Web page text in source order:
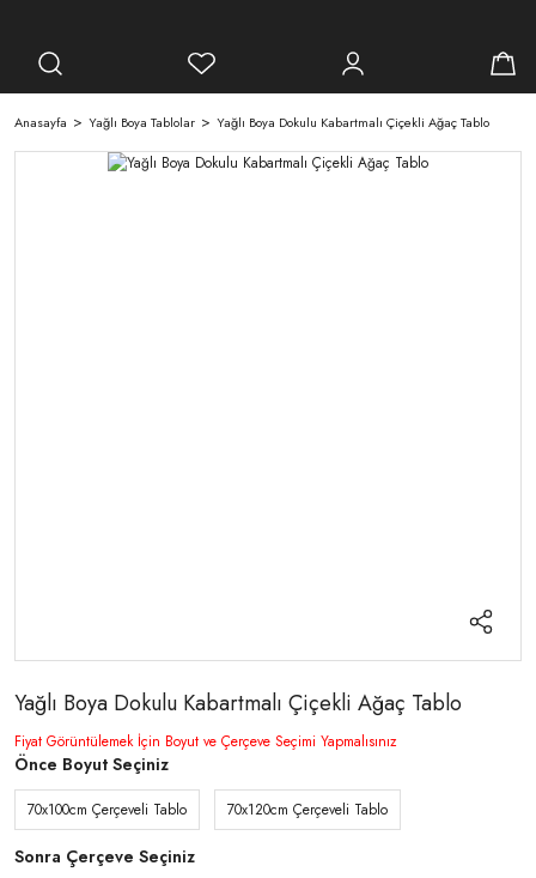
Anasayfa Yağlı Boya Tablolar Yağlı Boya Dokulu Kabartmalı Çiçekli Ağaç Tablo
Yağlı Boya Dokulu Kabartmalı Çiçekli Ağaç Tablo
Fiyat Görüntülemek İçin Boyut ve Çerçeve Seçimi Yapmalısınız
Önce Boyut Seçiniz
70x100cm Çerçeveli Tablo 70x120cm Çerçeveli Tablo
Sonra Çerçeve Seçiniz